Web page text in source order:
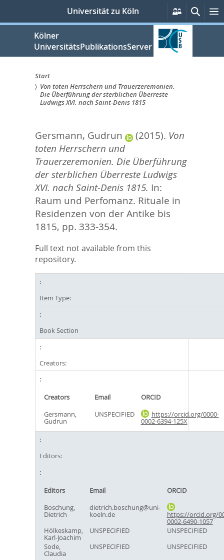
springen
Universität zu Köln
Services
Suche
Kölner
UniversitätsPublikationsServer
Sie
sind
hier:
Start
Von toten Herrschern und Trauerzeremonien.
Die Überführung der sterblichen Überreste
Ludwigs XVI. nach Saint-Denis 1815
Gersmann, Gudrun (2015). Von
toten Herrschern und
Trauerzeremonien. Die Überführung
der sterblichen Überreste Ludwigs
XVI. nach Saint-Denis 1815. In:
Raum und Perfomanz. Rituale in
Residenzen von der Antike bis
1815, pp. 333-354.
Full text not available from this
repository.
Item Type:
Book Section
Creators:
Creators Email
ORCID
Gersmann,
Gudrun
UNSPECIFIED https://orcid.org/0000-
0002-6394-125X
Editors:
Editors Email
ORCID
Boschung,
Dietrich
dietrich.boschung@uni-
koeln.de https://orcid.org/
0002-6490-1057
Hölkeskamp,
Karl-Joachim
UNSPECIFIED
UNSPECIFIED
Sode,
Claudia
UNSPECIFIED UNSPECIFIED